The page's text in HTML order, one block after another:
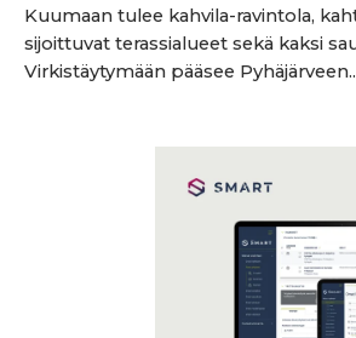
Kuumaan tulee kahvila-ravintola,
sijoittuvat terassialueet sekä kaksi
Virkistäytymään pääsee